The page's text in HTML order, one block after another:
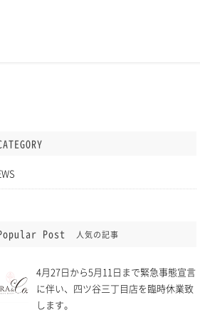
Post 人気の記事
4月27日から5月11日まで緊急事態宣言
に伴い、四ツ谷三丁目店を臨時休業致
します。